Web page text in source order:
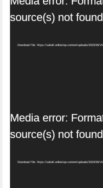
source(s) not found
Download File: https://sahafi.online/wp-content/uploads/2023/06/
Media error:
source(s) not found
Download File: https://sahafi.online/wp-content/uploads/2023/06/